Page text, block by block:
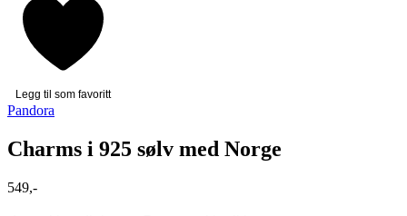
Legg til som favoritt
Pandora
Charms i 925 sølv med Norge
549,-